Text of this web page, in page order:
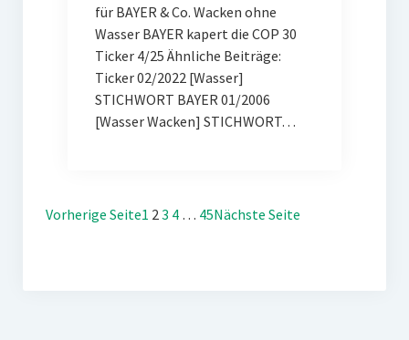
für BAYER & Co. Wacken ohne
Wasser BAYER kapert die COP 30
Ticker 4/25 Ähnliche Beiträge:
Ticker 02/2022 [Wasser]
STICHWORT BAYER 01/2006
[Wasser Wacken] STICHWORT…
Vorherige Seite1 23 4 … 45Nächste Seite